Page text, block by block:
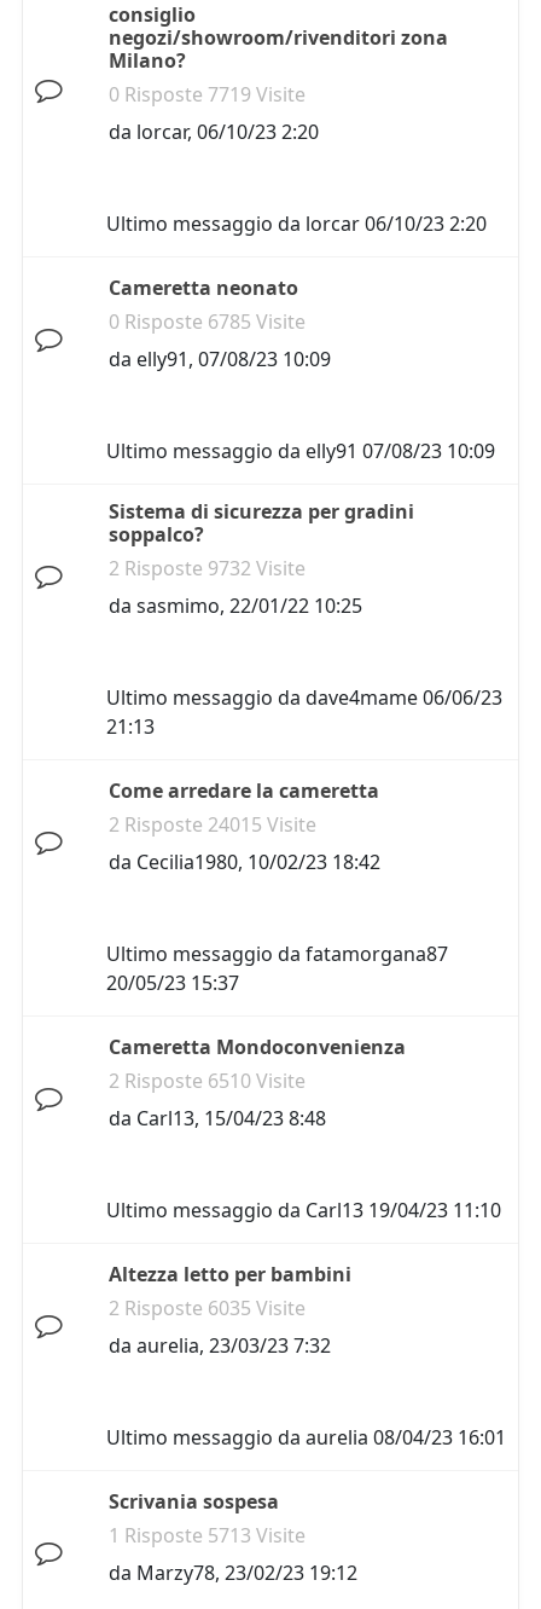
consiglio
negozi/showroom/rivenditori zona
Milano?
0 Risposte 7719 Visite
da lorcar, 06/10/23 2:20
Ultimo messaggio da lorcar06/10/23 2:20
Cameretta neonato
0 Risposte 6785 Visite
da elly91, 07/08/23 10:09
Ultimo messaggio da elly91 07/08/23 10:09
Sistema di sicurezza per gradini
soppalco?
2 Risposte 9732 Visite
da sasmimo, 22/01/22 10:25
Ultimo messaggio da dave4mame06/06/23
21:13
Come arredare la cameretta
2 Risposte 24015 Visite
da Cecilia1980, 10/02/23 18:42
Ultimo messaggio da fatamorgana87
20/05/23 15:37
Cameretta Mondoconvenienza
2 Risposte 6510 Visite
da Carl13, 15/04/23 8:48
Ultimo messaggio da Carl13 19/04/23 11:10
Altezza letto per bambini
2 Risposte 6035 Visite
da aurelia, 23/03/23 7:32
Ultimo messaggio da aurelia 08/04/23 16:01
Scrivania sospesa
1 Risposte 5713 Visite
da Marzy78, 23/02/23 19:12